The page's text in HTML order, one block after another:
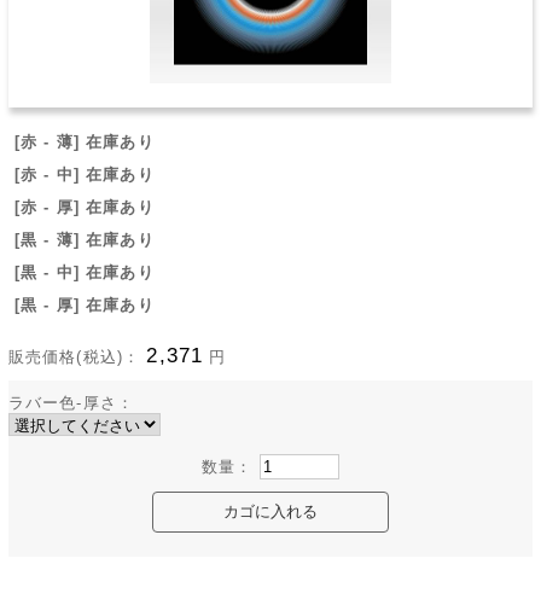
[赤 - 薄] 在庫あり
[赤 - 中] 在庫あり
[赤 - 厚] 在庫あり
[黒 - 薄] 在庫あり
[黒 - 中] 在庫あり
[黒 - 厚] 在庫あり
販売価格(税込)： 2,371 円
ラバー色-厚さ：
数量：